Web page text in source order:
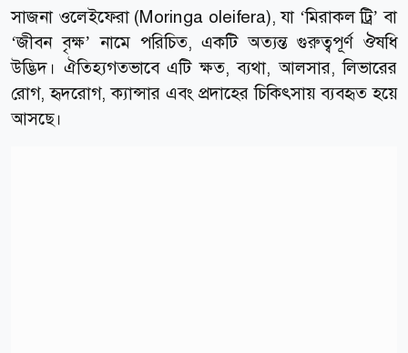
সাজনা ওলেইফেরা (Moringa oleifera), যা ‘মিরাকল ট্রি’ বা
‘জীবন বৃক্ষ’ নামে পরিচিত, একটি অত্যন্ত গুরুত্বপূর্ণ ঔষধি
উদ্ভিদ। ঐতিহ্যগতভাবে এটি ক্ষত, ব্যথা, আলসার, লিভারের
রোগ, হৃদরোগ, ক্যান্সার এবং প্রদাহের চিকিৎসায় ব্যবহৃত হয়ে
আসছে।